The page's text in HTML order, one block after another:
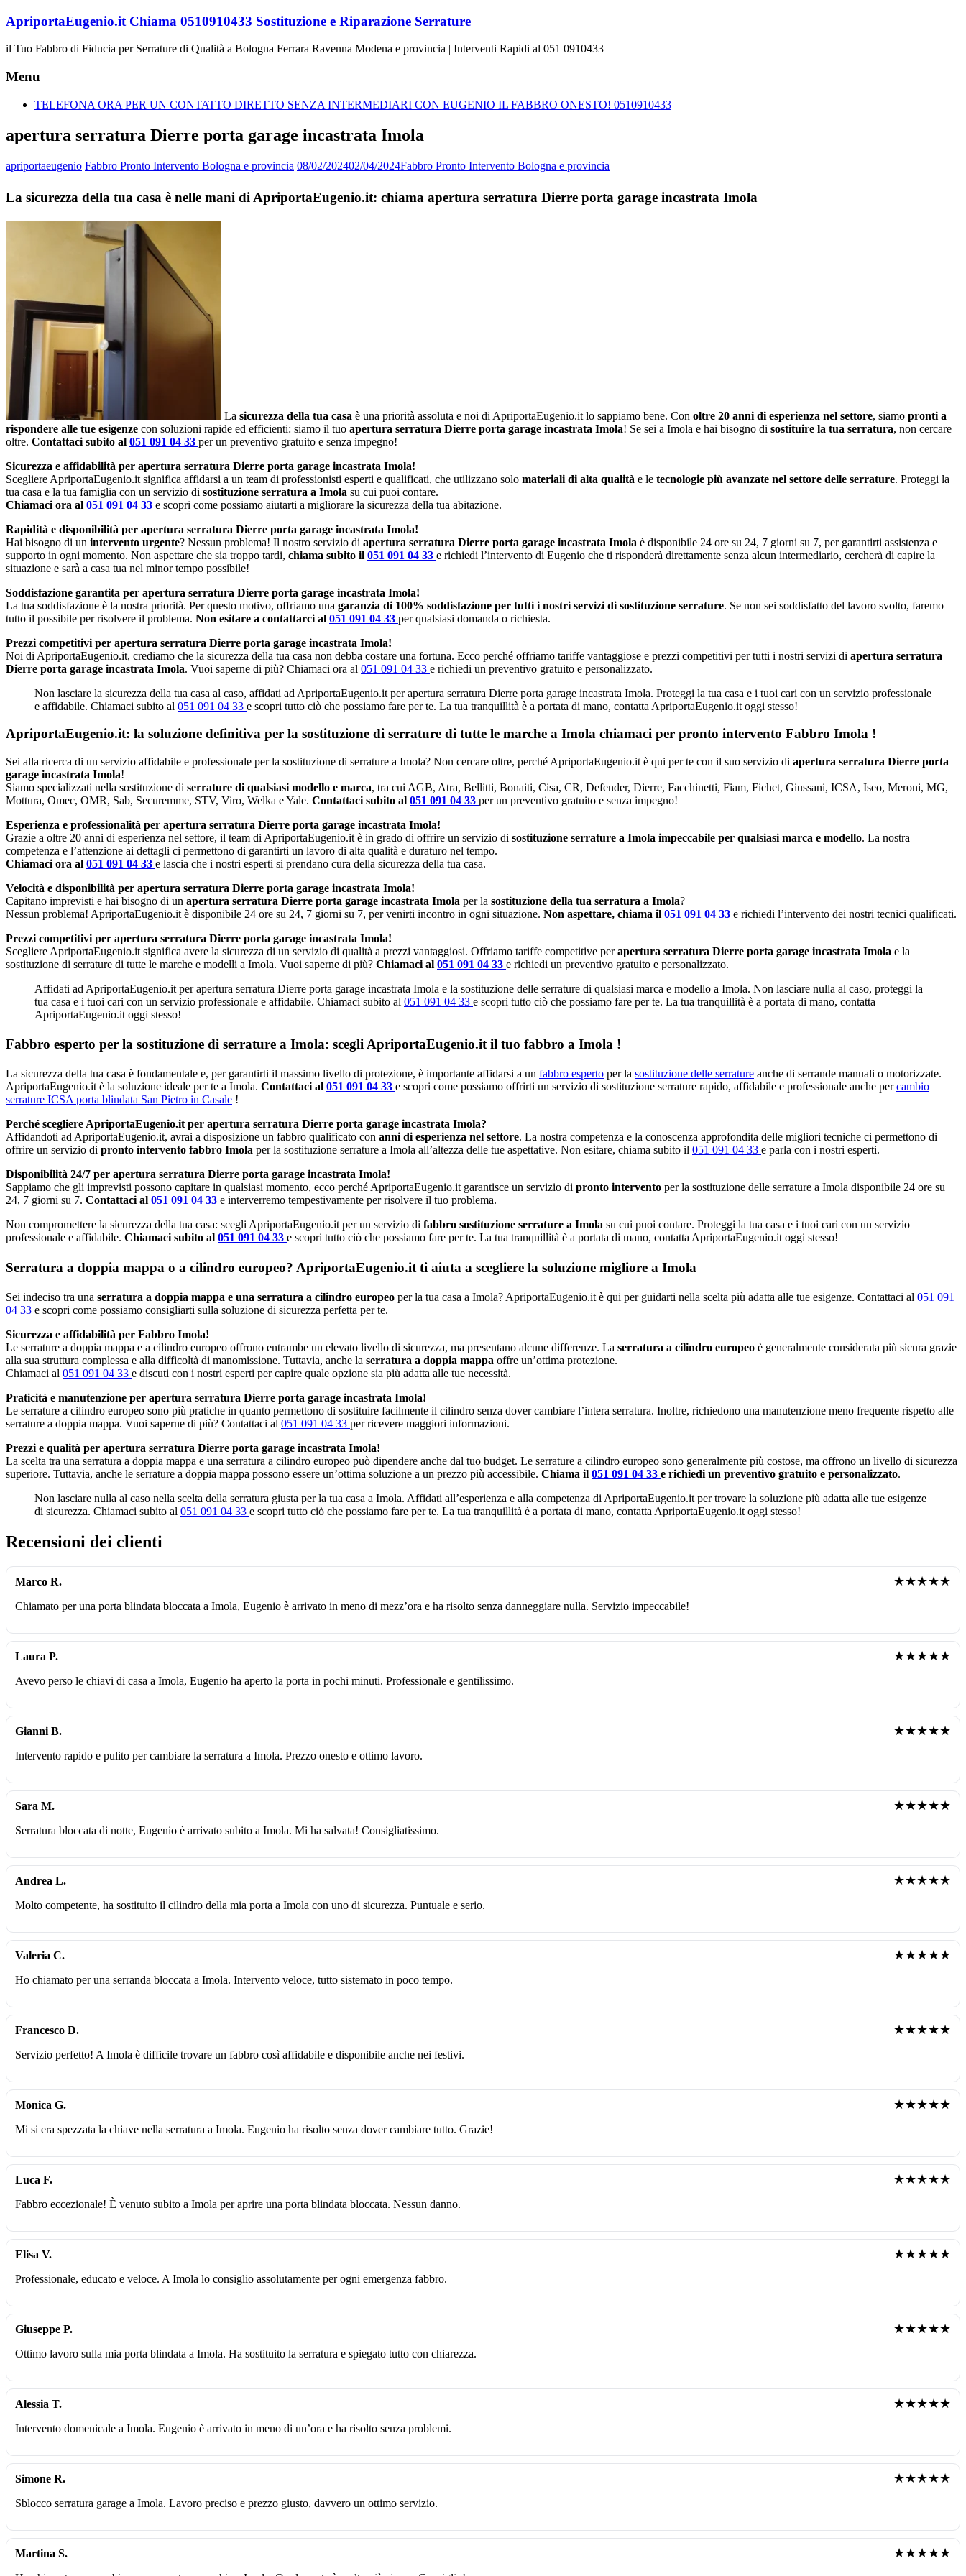
Vai
contenuto
ApriportaEugenio.it Chiama 0510910433 Sostituzione e Riparazione Serrature
il Tuo Fabbro di Fiducia per Serrature di Qualità a Bologna Ferrara Ravenna Modena e provincia | Interventi Rapidi al 051 0910433
Menu
TELEFONA ORA PER UN CONTATTO DIRETTO SENZA INTERMEDIARI CON EUGENIO IL FABBRO ONESTO! 0510910433
apertura serratura Dierre porta garage incastrata Imola
apriportaeugenio Fabbro Pronto Intervento Bologna e provincia 08/02/202402/04/2024Fabbro Pronto Intervento Bologna e provincia
La sicurezza della tua casa è nelle mani di ApriportaEugenio.it: chiama apertura serratura Dierre porta garage incastrata Imola
La sicurezza della tua casa è una priorità assoluta e noi di ApriportaEugenio.it lo sappiamo bene. Con oltre 20 anni di esperienza nel settore, siamo pronti a
rispondere alle tue esigenze con soluzioni rapide ed efficienti: siamo il tuo apertura serratura Dierre porta garage incastrata Imola! Se sei a Imola e hai bisogno di sostituire la tua serratura, non cercare
oltre. Contattaci subito al 051 091 04 33 per un preventivo gratuito e senza impegno!
Sicurezza e affidabilità per apertura serratura Dierre porta garage incastrata Imola!
Scegliere ApriportaEugenio.it significa affidarsi a un team di professionisti esperti e qualificati, che utilizzano solo materiali di alta qualità e le tecnologie più avanzate nel settore delle serrature. Proteggi la
tua casa e la tua famiglia con un servizio di sostituzione serratura a Imola su cui puoi contare.
Chiamaci ora al 051 091 04 33 e scopri come possiamo aiutarti a migliorare la sicurezza della tua abitazione.
Rapidità e disponibilità per apertura serratura Dierre porta garage incastrata Imola!
Hai bisogno di un intervento urgente? Nessun problema! Il nostro servizio di apertura serratura Dierre porta garage incastrata Imola è disponibile 24 ore su 24, 7 giorni su 7, per garantirti assistenza e
supporto in ogni momento. Non aspettare che sia troppo tardi, chiama subito il 051 091 04 33 e richiedi l’intervento di Eugenio che ti risponderà direttamente senza alcun intermediario, cercherà di capire la
situazione e sarà a casa tua nel minor tempo possibile!
Soddisfazione garantita per apertura serratura Dierre porta garage incastrata Imola!
La tua soddisfazione è la nostra priorità. Per questo motivo, offriamo una garanzia di 100% soddisfazione per tutti i nostri servizi di sostituzione serrature. Se non sei soddisfatto del lavoro svolto, faremo
tutto il possibile per risolvere il problema. Non esitare a contattarci al 051 091 04 33 per qualsiasi domanda o richiesta.
Prezzi competitivi per apertura serratura Dierre porta garage incastrata Imola!
Noi di ApriportaEugenio.it, crediamo che la sicurezza della tua casa non debba costare una fortuna. Ecco perché offriamo tariffe vantaggiose e prezzi competitivi per tutti i nostri servizi di apertura serratura
Dierre porta garage incastrata Imola. Vuoi saperne di più? Chiamaci ora al 051 091 04 33 e richiedi un preventivo gratuito e personalizzato.
Non lasciare la sicurezza della tua casa al caso, affidati ad ApriportaEugenio.it per apertura serratura Dierre porta garage incastrata Imola. Proteggi la tua casa e i tuoi cari con un servizio professionale
e affidabile. Chiamaci subito al 051 091 04 33 e scopri tutto ciò che possiamo fare per te. La tua tranquillità è a portata di mano, contatta ApriportaEugenio.it oggi stesso!
ApriportaEugenio.it: la soluzione definitiva per la sostituzione di serrature di tutte le marche a Imola chiamaci per pronto intervento Fabbro Imola !
Sei alla ricerca di un servizio affidabile e professionale per la sostituzione di serrature a Imola? Non cercare oltre, perché ApriportaEugenio.it è qui per te con il suo servizio di apertura serratura Dierre porta
garage incastrata Imola!
Siamo specializzati nella sostituzione di serrature di qualsiasi modello e marca, tra cui AGB, Atra, Bellitti, Bonaiti, Cisa, CR, Defender, Dierre, Facchinetti, Fiam, Fichet, Giussani, ICSA, Iseo, Meroni, MG,
Mottura, Omec, OMR, Sab, Securemme, STV, Viro, Welka e Yale. Contattaci subito al 051 091 04 33 per un preventivo gratuito e senza impegno!
Esperienza e professionalità per apertura serratura Dierre porta garage incastrata Imola!
Grazie a oltre 20 anni di esperienza nel settore, il team di ApriportaEugenio.it è in grado di offrire un servizio di sostituzione serrature a Imola impeccabile per qualsiasi marca e modello. La nostra
competenza e l’attenzione ai dettagli ci permettono di garantirti un lavoro di alta qualità e duraturo nel tempo.
Chiamaci ora al 051 091 04 33 e lascia che i nostri esperti si prendano cura della sicurezza della tua casa.
Velocità e disponibilità per apertura serratura Dierre porta garage incastrata Imola!
Capitano imprevisti e hai bisogno di un apertura serratura Dierre porta garage incastrata Imola per la sostituzione della tua serratura a Imola?
Nessun problema! ApriportaEugenio.it è disponibile 24 ore su 24, 7 giorni su 7, per venirti incontro in ogni situazione. Non aspettare, chiama il 051 091 04 33 e richiedi l’intervento dei nostri tecnici qualificati.
Prezzi competitivi per apertura serratura Dierre porta garage incastrata Imola!
Scegliere ApriportaEugenio.it significa avere la sicurezza di un servizio di qualità a prezzi vantaggiosi. Offriamo tariffe competitive perapertura serratura Dierre porta garage incastrata Imola e la
sostituzione di serrature di tutte le marche e modelli a Imola. Vuoi saperne di più? Chiamaci al 051 091 04 33 e richiedi un preventivo gratuito e personalizzato.
Affidati ad ApriportaEugenio.it per apertura serratura Dierre porta garage incastrata Imola e la sostituzione delle serrature di qualsiasi marca e modello a Imola. Non lasciare nulla al caso, proteggi la
tua casa e i tuoi cari con un servizio professionale e affidabile. Chiamaci subito al 051 091 04 33 e scopri tutto ciò che possiamo fare per te. La tua tranquillità è a portata di mano, contatta
ApriportaEugenio.it oggi stesso!
Fabbro esperto per la sostituzione di serrature a Imola: scegli ApriportaEugenio.it il tuo fabbro a Imola !
La sicurezza della tua casa è fondamentale e, per garantirti il massimo livello di protezione, è importante affidarsi a un fabbro esperto per la sostituzione delle serrature anche di serrande manuali o motorizzate.
ApriportaEugenio.it è la soluzione ideale per te a Imola. Contattaci al 051 091 04 33 e scopri come possiamo offrirti un servizio di sostituzione serrature rapido, affidabile e professionale anche percambio
serrature ICSA porta blindata San Pietro in Casale !
Perché scegliere ApriportaEugenio.it per apertura serratura Dierre porta garage incastrata Imola?
Affidandoti ad ApriportaEugenio.it, avrai a disposizione un fabbro qualificato con anni di esperienza nel settore. La nostra competenza e la conoscenza approfondita delle migliori tecniche ci permettono di
offrire un servizio di pronto intervento fabbro Imola per la sostituzione serrature a Imola all’altezza delle tue aspettative. Non esitare, chiama subito il 051 091 04 33 e parla con i nostri esperti.
Disponibilità 24/7 per apertura serratura Dierre porta garage incastrata Imola!
Sappiamo che gli imprevisti possono capitare in qualsiasi momento, ecco perché ApriportaEugenio.it garantisce un servizio di pronto intervento per la sostituzione delle serrature a Imola disponibile 24 ore su
24, 7 giorni su 7. Contattaci al 051 091 04 33 e interverremo tempestivamente per risolvere il tuo problema.
Non compromettere la sicurezza della tua casa: scegli ApriportaEugenio.it per un servizio di fabbro sostituzione serrature a Imola su cui puoi contare. Proteggi la tua casa e i tuoi cari con un servizio
professionale e affidabile. Chiamaci subito al 051 091 04 33 e scopri tutto ciò che possiamo fare per te. La tua tranquillità è a portata di mano, contatta ApriportaEugenio.it oggi stesso!
Serratura a doppia mappa o a cilindro europeo? ApriportaEugenio.it ti aiuta a scegliere la soluzione migliore a Imola
Sei indeciso tra una serratura a doppia mappa e una serratura a cilindro europeo per la tua casa a Imola? ApriportaEugenio.it è qui per guidarti nella scelta più adatta alle tue esigenze. Contattaci al 051 091
04 33 e scopri come possiamo consigliarti sulla soluzione di sicurezza perfetta per te.
Sicurezza e affidabilità per Fabbro Imola!
Le serrature a doppia mappa e a cilindro europeo offrono entrambe un elevato livello di sicurezza, ma presentano alcune differenze. La serratura a cilindro europeo è generalmente considerata più sicura grazie
alla sua struttura complessa e alla difficoltà di manomissione. Tuttavia, anche la serratura a doppia mappa offre un’ottima protezione.
Chiamaci al 051 091 04 33 e discuti con i nostri esperti per capire quale opzione sia più adatta alle tue necessità.
Praticità e manutenzione per apertura serratura Dierre porta garage incastrata Imola!
Le serrature a cilindro europeo sono più pratiche in quanto permettono di sostituire facilmente il cilindro senza dover cambiare l’intera serratura. Inoltre, richiedono una manutenzione meno frequente rispetto alle
serrature a doppia mappa. Vuoi saperne di più? Contattaci al 051 091 04 33 per ricevere maggiori informazioni.
Prezzi e qualità per apertura serratura Dierre porta garage incastrata Imola!
La scelta tra una serratura a doppia mappa e una serratura a cilindro europeo può dipendere anche dal tuo budget. Le serrature a cilindro europeo sono generalmente più costose, ma offrono un livello di sicurezza
superiore. Tuttavia, anche le serrature a doppia mappa possono essere un’ottima soluzione a un prezzo più accessibile. Chiama il 051 091 04 33 e richiedi un preventivo gratuito e personalizzato.
Non lasciare nulla al caso nella scelta della serratura giusta per la tua casa a Imola. Affidati all’esperienza e alla competenza di ApriportaEugenio.it per trovare la soluzione più adatta alle tue esigenze
di sicurezza. Chiamaci subito al 051 091 04 33 e scopri tutto ciò che possiamo fare per te. La tua tranquillità è a portata di mano, contatta ApriportaEugenio.it oggi stesso!
Recensioni dei clienti
Marco R. ★★★★★
Chiamato per una porta blindata bloccata a Imola, Eugenio è arrivato in meno di mezz’ora e ha risolto senza danneggiare nulla. Servizio impeccabile!
Laura P. ★★★★★
Avevo perso le chiavi di casa a Imola, Eugenio ha aperto la porta in pochi minuti. Professionale e gentilissimo.
Gianni B. ★★★★★
Intervento rapido e pulito per cambiare la serratura a Imola. Prezzo onesto e ottimo lavoro.
Sara M. ★★★★★
Serratura bloccata di notte, Eugenio è arrivato subito a Imola. Mi ha salvata! Consigliatissimo.
Andrea L. ★★★★★
Molto competente, ha sostituito il cilindro della mia porta a Imola con uno di sicurezza. Puntuale e serio.
Valeria C. ★★★★★
Ho chiamato per una serranda bloccata a Imola. Intervento veloce, tutto sistemato in poco tempo.
Francesco D. ★★★★★
Servizio perfetto! A Imola è difficile trovare un fabbro così affidabile e disponibile anche nei festivi.
Monica G. ★★★★★
Mi si era spezzata la chiave nella serratura a Imola. Eugenio ha risolto senza dover cambiare tutto. Grazie!
Luca F. ★★★★★
Fabbro eccezionale! È venuto subito a Imola per aprire una porta blindata bloccata. Nessun danno.
Elisa V. ★★★★★
Professionale, educato e veloce. A Imola lo consiglio assolutamente per ogni emergenza fabbro.
Giuseppe P. ★★★★★
Ottimo lavoro sulla mia porta blindata a Imola. Ha sostituito la serratura e spiegato tutto con chiarezza.
Alessia T. ★★★★★
Intervento domenicale a Imola. Eugenio è arrivato in meno di un’ora e ha risolto senza problemi.
Simone R. ★★★★★
Sblocco serratura garage a Imola. Lavoro preciso e prezzo giusto, davvero un ottimo servizio.
Martina S. ★★★★★